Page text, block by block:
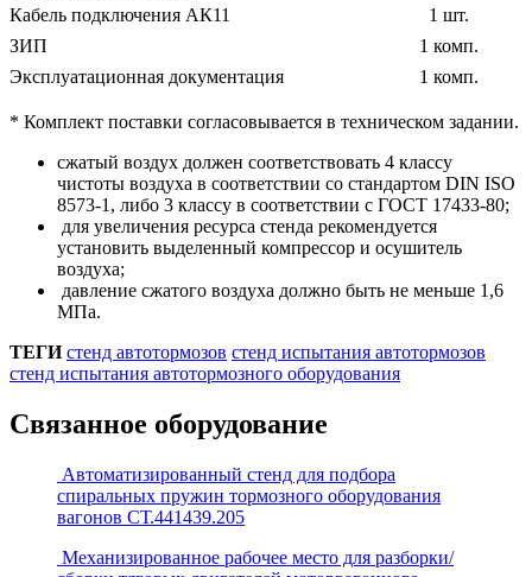
Кабель подключения АК11
1 шт.
ЗИП
1 комп.
Эксплуатационная документация
1 комп.
* Комплект поставки согласовывается в техническом задании.
сжатый воздух должен соответствовать 4 классу
чистоты воздуха в соответствии со стандартом DIN ISO
8573-1, либо 3 классу в соответствии с ГОСТ 17433-80;
для увеличения ресурса стенда рекомендуется
установить выделенный компрессор и осушитель
воздуха;
давление сжатого воздуха должно быть не меньше 1,6
МПа.
ТЕГИ стенд автотормозов стенд испытания автотормозов
стенд испытания автотормозного оборудования
Связанное оборудование
Автоматизированный стенд для подбора
спиральных пружин тормозного оборудования
вагонов СТ.441439.205
Механизированное рабочее место для разборки/